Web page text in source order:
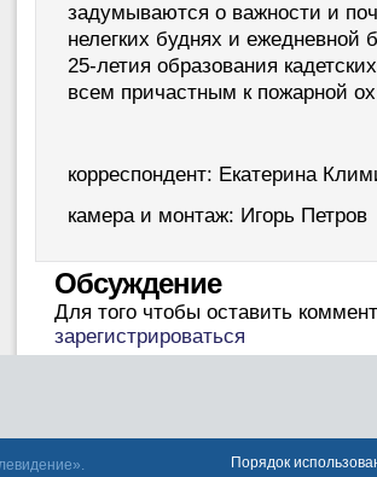
задумываются о важности и
нелегких буднях и
25-летия образования
всем причастным к пожарной
корреспондент: Екатерина
камера и монтаж: Игорь Петров
Обсуждение
Для того чтобы оставить
зарегистрироваться
Порядок